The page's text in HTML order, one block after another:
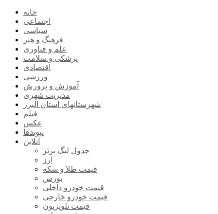
خانه
اجتماعی
سیاسی
فرهنگ و هنر
علم و فناوری
پزشکی و سلامت
اقتصادی
ورزشی
آموزش و پرورش
مدیریت شهری
شهرستانهای استان البرز
فیلم
عکس
پیوندها
آنلاین
جدول لیگ برتر
ارز
قیمت طلا و سکه
بورس
قیمت خودرو داخلی
قیمت خودرو خارجی
قیمت تلویزیون